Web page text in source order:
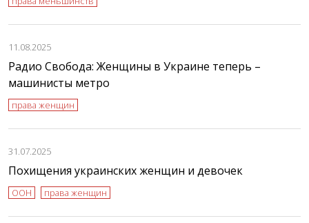
11.08.2025
Радио Свобода: Женщины в Украине теперь –
машинисты метро
права женщин
31.07.2025
Похищения украинских женщин и девочек
ООН права женщин